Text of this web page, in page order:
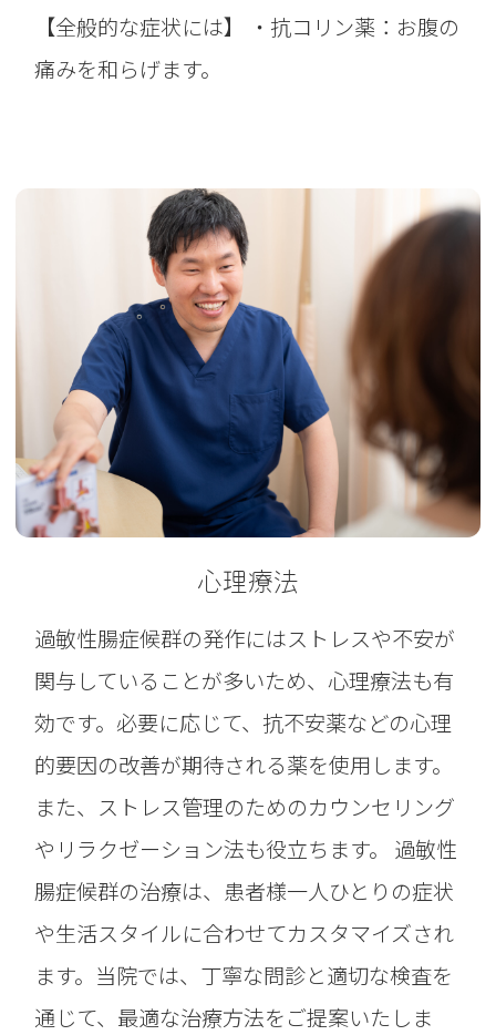
【全般的な症状には】 ・抗コリン薬：お腹の
痛みを和らげます。
心理療法
過敏性腸症候群の発作にはストレスや不安が
関与していることが多いため、心理療法も有
効です。必要に応じて、抗不安薬などの心理
的要因の改善が期待される薬を使用します。
また、ストレス管理のためのカウンセリング
やリラクゼーション法も役立ちます。 過敏性
腸症候群の治療は、患者様一人ひとりの症状
や生活スタイルに合わせてカスタマイズされ
ます。当院では、丁寧な問診と適切な検査を
通じて、最適な治療方法をご提案いたしま